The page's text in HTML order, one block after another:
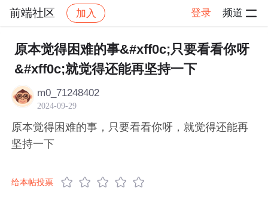
前端社区 加入 登录 频道
社区 前端社区 感慨 帖子详情
原本觉得困难的事&#xff0c;只要看看你呀
&#xff0c;就觉得还能再坚持一下
m0_71248402
2024-09-29
原本觉得困难的事，只要看看你呀，就觉得还能再
坚持一下
给本帖投票